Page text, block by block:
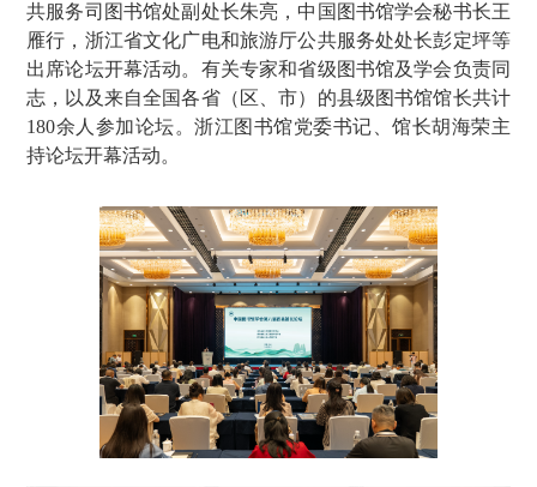
共服务司图书馆处副处长朱亮，中国图书馆学会秘书长王
雁行，浙江省文化广电和旅游厅公共服务处处长彭定坪等
出席论坛开幕活动。有关专家和省级图书馆及学会负责同
志，以及来自全国各省（区、市）的县级图书馆馆长共计
180余人参加论坛。浙江图书馆党委书记、馆长胡海荣主
持论坛开幕活动。